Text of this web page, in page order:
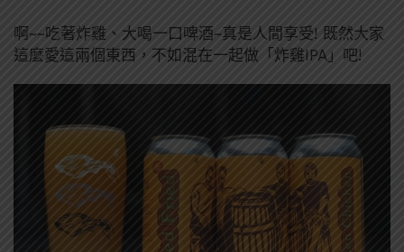
啊~~吃著炸雞、大喝一口啤酒~真是人間享受! 既然大家
這麼愛這兩個東西，不如混在一起做「炸雞IPA」吧!